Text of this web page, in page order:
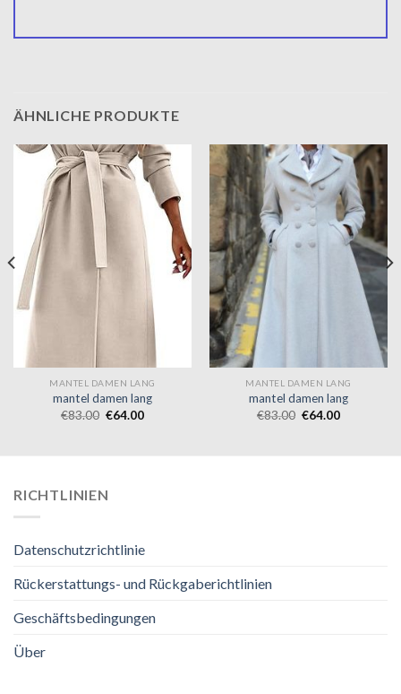
ÄHNLICHE PRODUKTE
MANTEL DAMEN LANG
mantel damen lang
€83.00 €64.00
MANTEL DAMEN LANG
mantel damen lang
€83.00 €64.00
RICHTLINIEN
Datenschutzrichtlinie
Rückerstattungs- und Rückgaberichtlinien
Geschäftsbedingungen
Über